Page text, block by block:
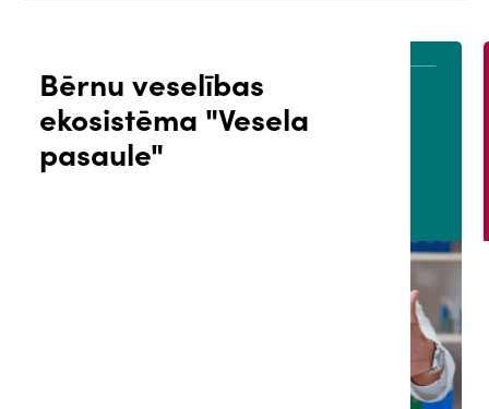
Bērnu veselības
ekosistēma "Vesela
pasaule"
PACIENTA PORTĀLS